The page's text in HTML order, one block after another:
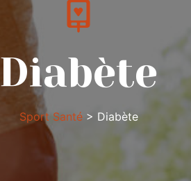
Diabète
Sport Santé> Diabète